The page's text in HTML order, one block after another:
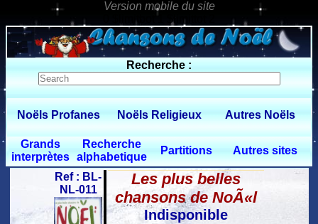
0 $limitbot 1 $limittot 2
Recherche :
Noëls Profanes Noëls Religieux Autres Noëls
Grands
interprètes
Recherche
alphabetique
Partitions Autres sites
Ref : BL-
NL-011
Les plus belles
chansons de NoÃ«l
Indisponible